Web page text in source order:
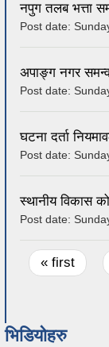
नपुग तलब भत्ता
Post date:
अपाङ्ग नगर
Post date:
घटना दर्ता
Post date:
स्थानीय विकास
Post date:
Pages
« first
भिडियोहरु